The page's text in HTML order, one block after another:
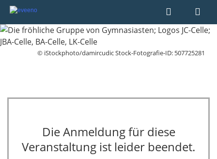
© iStockphoto/damircudic Stock-Fotografie-ID: 507725281
Die Anmeldung für diese
Veranstaltung ist leider beendet.